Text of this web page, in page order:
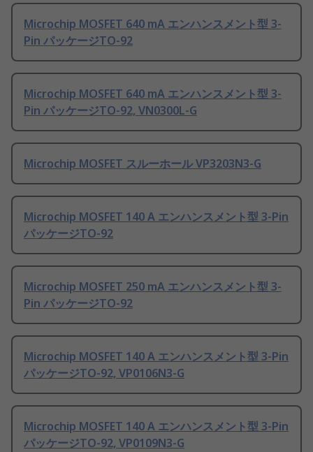
Microchip MOSFET 640 mA エンハンスメント型 3-
Pin パッケージTO-92
Microchip MOSFET 640 mA エンハンスメント型 3-
Pin パッケージTO-92, VN0300L-G
Microchip MOSFET スルーホール VP3203N3-G
Microchip MOSFET 140 A エンハンスメント型 3-Pin
パッケージTO-92
Microchip MOSFET 250 mA エンハンスメント型 3-
Pin パッケージTO-92
Microchip MOSFET 140 A エンハンスメント型 3-Pin
パッケージTO-92, VP0106N3-G
Microchip MOSFET 140 A エンハンスメント型 3-Pin
パッケージTO-92, VP0109N3-G